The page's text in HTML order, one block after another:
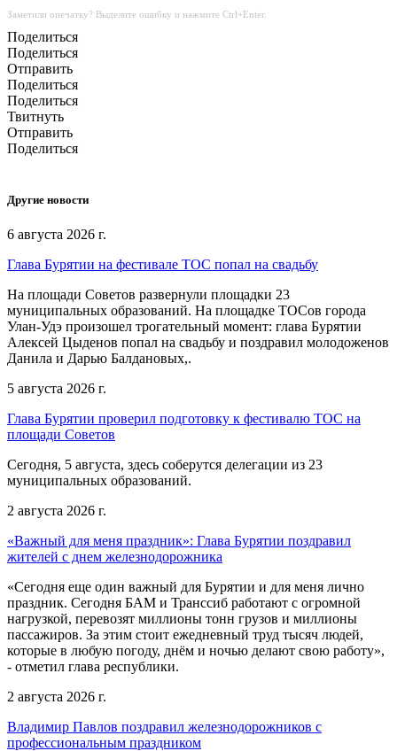
Заметили опечатку? Выделите ошибку и нажмите Ctrl+Enter.
Поделиться
Поделиться
Отправить
Поделиться
Поделиться
Твитнуть
Отправить
Поделиться
Другие новости
6 августа 2026 г.
Глава Бурятии на фестивале ТОС попал на свадьбу
На площади Советов развернули площадки 23
муниципальных образований. На площадке ТОСов города
Улан-Удэ произошел трогательный момент: глава Бурятии
Алексей Цыденов попал на свадьбу и поздравил молодоженов
Данила и Дарью Балдановых,.
5 августа 2026 г.
Глава Бурятии проверил подготовку к фестивалю ТОС на
площади Советов
Сегодня, 5 августа, здесь соберутся делегации из 23
муниципальных образований.
2 августа 2026 г.
«Важный для меня праздник»: Глава Бурятии поздравил
жителей с днем железнодорожника
«Сегодня еще один важный для Бурятии и для меня лично
праздник. Сегодня БАМ и Транссиб работают с огромной
нагрузкой, перевозят миллионы тонн грузов и миллионы
пассажиров. За этим стоит ежедневный труд тысяч людей,
которые в любую погоду, днём и ночью делают свою работу»,
- отметил глава республики.
2 августа 2026 г.
Владимир Павлов поздравил железнодорожников с
профессиональным праздником